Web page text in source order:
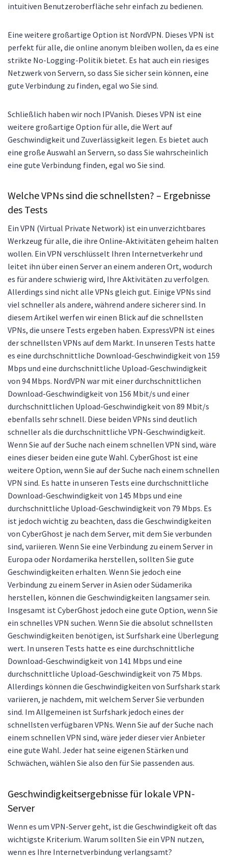
intuitiven Benutzeroberfläche sehr einfach zu bedienen.
Eine weitere großartige Option ist NordVPN. Dieses VPN ist
perfekt für alle, die online anonym bleiben wollen, da es eine
strikte No-Logging-Politik bietet. Es hat auch ein riesiges
Netzwerk von Servern, so dass Sie sicher sein können, eine
gute Verbindung zu finden, egal wo Sie sind.
Schließlich haben wir noch IPVanish. Dieses VPN ist eine
weitere großartige Option für alle, die Wert auf
Geschwindigkeit und Zuverlässigkeit legen. Es bietet auch
eine große Auswahl an Servern, so dass Sie wahrscheinlich
eine gute Verbindung finden, egal wo Sie sind.
Welche VPNs sind die schnellsten? – Ergebnisse
des Tests
Ein VPN (Virtual Private Network) ist ein unverzichtbares
Werkzeug für alle, die ihre Online-Aktivitäten geheim halten
wollen. Ein VPN verschlüsselt Ihren Internetverkehr und
leitet ihn über einen Server an einem anderen Ort, wodurch
es für andere schwierig wird, Ihre Aktivitäten zu verfolgen.
Allerdings sind nicht alle VPNs gleich gut. Einige VPNs sind
viel schneller als andere, während andere sicherer sind. In
diesem Artikel werfen wir einen Blick auf die schnellsten
VPNs, die unsere Tests ergeben haben. ExpressVPN ist eines
der schnellsten VPNs auf dem Markt. In unseren Tests hatte
es eine durchschnittliche Download-Geschwindigkeit von 159
Mbps und eine durchschnittliche Upload-Geschwindigkeit
von 94 Mbps. NordVPN war mit einer durchschnittlichen
Download-Geschwindigkeit von 156 Mbit/s und einer
durchschnittlichen Upload-Geschwindigkeit von 89 Mbit/s
ebenfalls sehr schnell. Diese beiden VPNs sind deutlich
schneller als die durchschnittliche VPN-Geschwindigkeit.
Wenn Sie auf der Suche nach einem schnellen VPN sind, wäre
eines dieser beiden eine gute Wahl. CyberGhost ist eine
weitere Option, wenn Sie auf der Suche nach einem schnellen
VPN sind. Es hatte in unseren Tests eine durchschnittliche
Download-Geschwindigkeit von 145 Mbps und eine
durchschnittliche Upload-Geschwindigkeit von 79 Mbps. Es
ist jedoch wichtig zu beachten, dass die Geschwindigkeiten
von CyberGhost je nach dem Server, mit dem Sie verbunden
sind, variieren. Wenn Sie eine Verbindung zu einem Server in
Europa oder Nordamerika herstellen, sollten Sie gute
Geschwindigkeiten erhalten. Wenn Sie jedoch eine
Verbindung zu einem Server in Asien oder Südamerika
herstellen, können die Geschwindigkeiten langsamer sein.
Insgesamt ist CyberGhost jedoch eine gute Option, wenn Sie
ein schnelles VPN suchen. Wenn Sie die absolut schnellsten
Geschwindigkeiten benötigen, ist Surfshark eine Überlegung
wert. In unseren Tests hatte es eine durchschnittliche
Download-Geschwindigkeit von 141 Mbps und eine
durchschnittliche Upload-Geschwindigkeit von 75 Mbps.
Allerdings können die Geschwindigkeiten von Surfshark stark
variieren, je nachdem, mit welchem Server Sie verbunden
sind. Im Allgemeinen ist Surfshark jedoch eines der
schnellsten verfügbaren VPNs. Wenn Sie auf der Suche nach
einem schnellen VPN sind, wäre jeder dieser vier Anbieter
eine gute Wahl. Jeder hat seine eigenen Stärken und
Schwächen, wählen Sie also den für Sie passenden aus.
Geschwindigkeitsergebnisse für lokale VPN-
Server
Wenn es um VPN-Server geht, ist die Geschwindigkeit oft das
wichtigste Kriterium. Warum sollten Sie ein VPN nutzen,
wenn es Ihre Internetverbindung verlangsamt?